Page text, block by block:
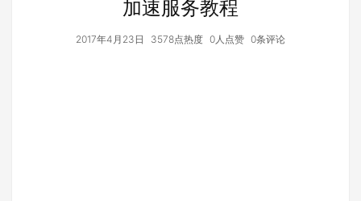
加速服务教程
2017年4月23日 3578点热度 0人点赞 0条评论